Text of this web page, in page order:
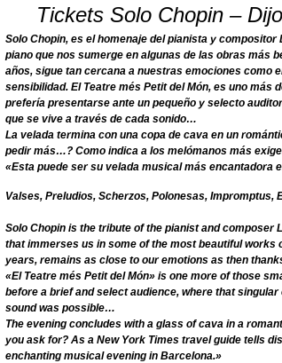
Tickets Solo Chopin –
Solo Chopin, es el homenaje del pianista y
piano que nos sumerge en algunas de las obras más
años, sigue tan cercana a nuestras emociones como
sensibilidad. El Teatre més Petit del Món, es uno más
prefería presentarse ante un pequeño y selecto
que se vive a través de cada sonido…
La velada termina con una copa de cava en un
pedir más…? Como indica a los melómanos más
«Esta puede ser su velada musical más encantadora
Valses, Preludios, Scherzos, Polonesas, Impromptus,
Solo Chopin is the tribute of the pianist and composer
that immerses us in some of the most beautiful works
years, remains as close to our emotions as then
«El Teatre més Petit del Món» is one more of those
before a brief and select audience, where that
sound was possible…
The evening concludes with a glass of cava in a
you ask for? As a New York Times travel guide tells
enchanting musical evening in Barcelona.»